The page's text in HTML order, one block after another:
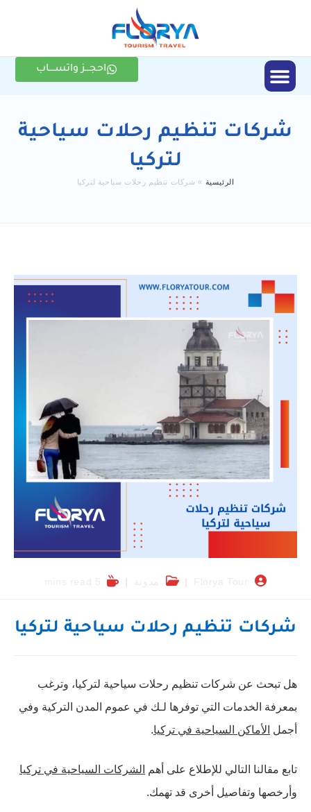
احجـــز واتســــاب
شركات تنظيم رحلات سياحية
لتركيا
الرئيسية » شركات تنظيم رحلات سياحية لتركيا
شركات تنظيم رحلات سياحية لتركيا
هل تبحث عن شركات تنظيم رحلات سياحية لتركيا، وترغب
بمعرفة الخدمات التي توفرها لـك في عموم المدن التركية وفي
أجمل الأماكن السياحية في تركيا.
تابع مقالنا التالي للإطلاع على أهم
الشركات السياحية في تركيا
وأرخصها وتفاصيل أخرى قد تهمك.